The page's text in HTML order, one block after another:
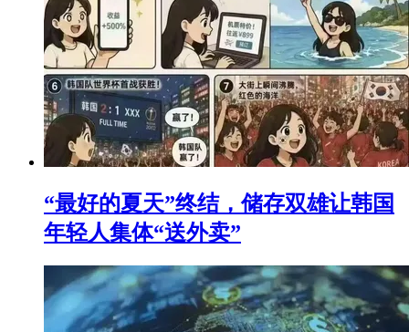
“最好的夏天”终结，储存双雄让韩国
年轻人集体“送外卖”